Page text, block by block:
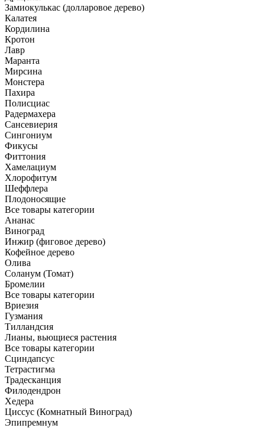
Замиокулькас (долларовое дерево)
Калатея
Кордилина
Кротон
Лавр
Маранта
Мирсина
Монстера
Пахира
Полисциас
Радермахера
Сансевиерия
Сингониум
Фикусы
Фиттония
Хамелациум
Хлорофитум
Шеффлера
Плодоносящие
Все товары категории
Ананас
Виноград
Инжир (фиговое дерево)
Кофейное дерево
Олива
Соланум (Томат)
Бромелии
Все товары категории
Вриезия
Гузмания
Тилландсия
Лианы, вьющиеся растения
Все товары категории
Сциндапсус
Тетрастигма
Традесканция
Филодендрон
Хедера
Циссус (Комнатный Виноград)
Эпипремнум